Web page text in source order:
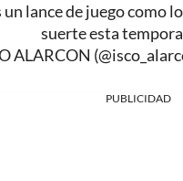
lance de juego como
suerte esta
ALARCON
PUBLICIDAD